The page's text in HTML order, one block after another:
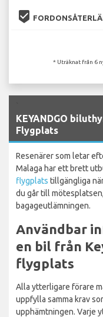
beenhere
* Uträknat från 6
KEYANDGO
Flygplats
Resenärer som letar
Malaga har ett brett
flygplats tillgängliga
du går till
bagageutlämningen.
Användbar
en bil från
flygplats
Alla ytterligare förare
uppfylla samma krav
upphämtningen. Varje